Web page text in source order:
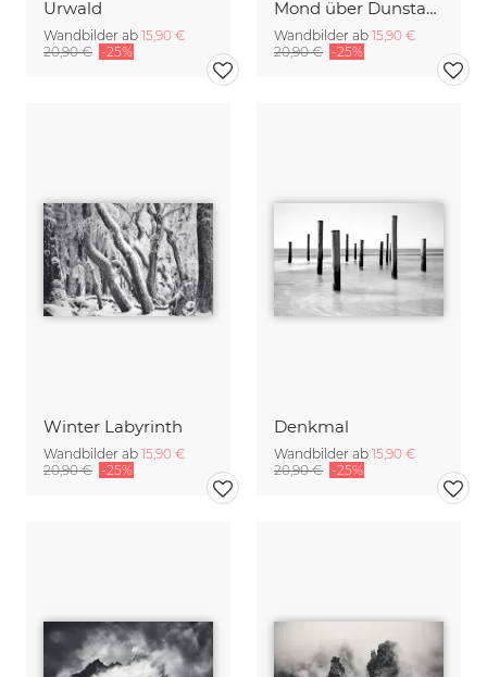
Urwald
Wandbilder ab 15,90 €
20,90 € -25%
Mond über Dunstanburgh Castle
Wandbilder ab 15,90 €
20,90 € -25%
Winter Labyrinth
Wandbilder ab 15,90 €
20,90 € -25%
Denkmal
Wandbilder ab 15,90 €
20,90 € -25%